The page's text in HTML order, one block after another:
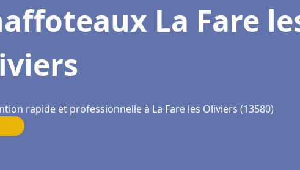
La Fare
rapide et professionnelle à La Fare les Oliviers (13580)